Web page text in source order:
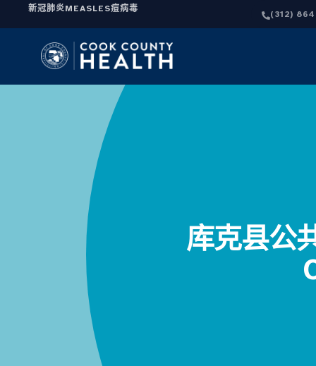
新冠肺炎MEASLES痘病毒
(312)
库克县公